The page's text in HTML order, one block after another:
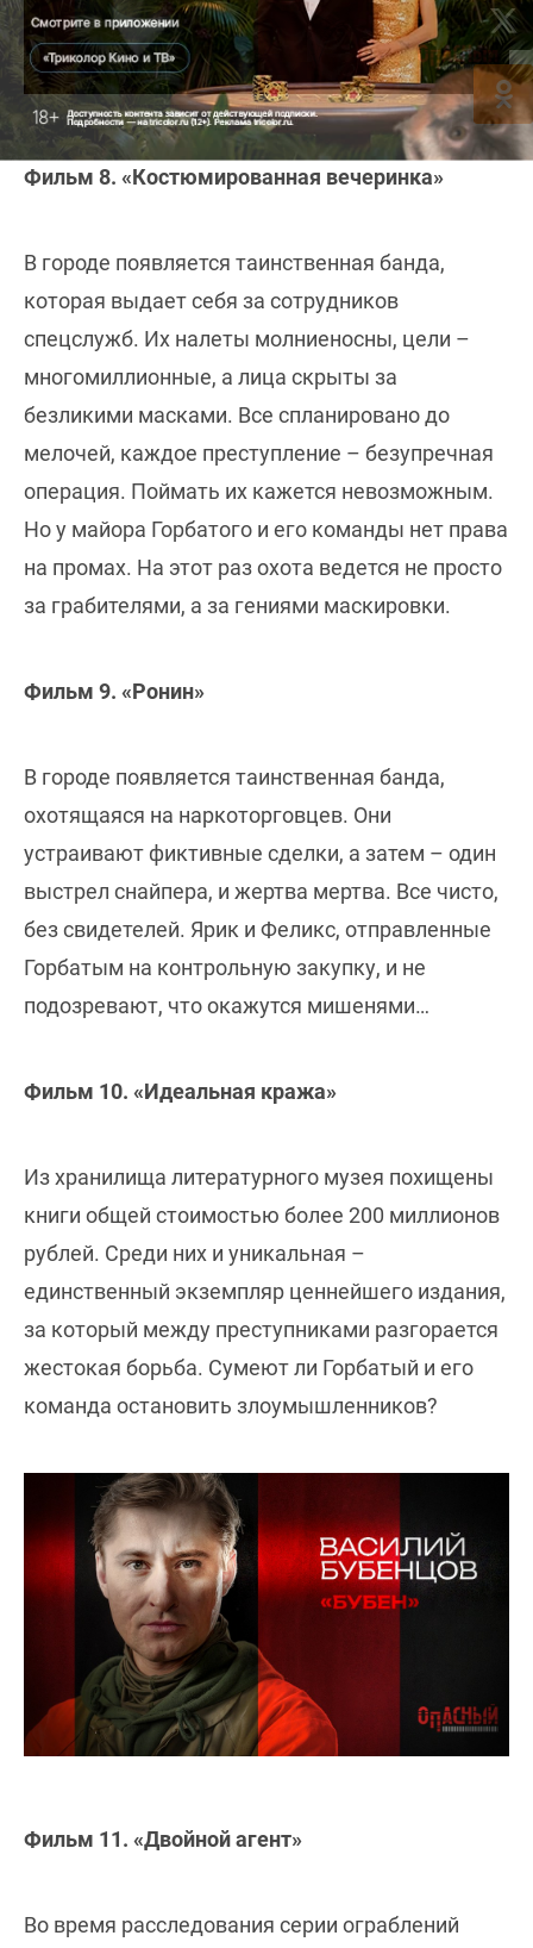
Фильм 8. «Костюмированная вечеринка»
В городе появляется таинственная банда,
которая выдает себя за сотрудников
спецслужб. Их налеты молниеносны, цели –
многомиллионные, а лица скрыты за
безликими масками. Все спланировано до
мелочей, каждое преступление – безупречная
операция. Поймать их кажется невозможным.
Но у майора Горбатого и его команды нет права
на промах. На этот раз охота ведется не просто
за грабителями, а за гениями маскировки.
Фильм 9. «Ронин»
В городе появляется таинственная банда,
охотящаяся на наркоторговцев. Они
устраивают фиктивные сделки, а затем – один
выстрел снайпера, и жертва мертва. Все чисто,
без свидетелей. Ярик и Феликс, отправленные
Горбатым на контрольную закупку, и не
подозревают, что окажутся мишенями…
Фильм 10. «Идеальная кража»
Из хранилища литературного музея похищены
книги общей стоимостью более 200 миллионов
рублей. Среди них и уникальная –
единственный экземпляр ценнейшего издания,
за который между преступниками разгорается
жестокая борьба. Сумеют ли Горбатый и его
команда остановить злоумышленников?
Фильм 11. «Двойной агент»
Во время расследования серии ограблений